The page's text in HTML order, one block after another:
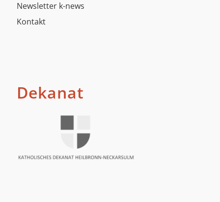
Newsletter k-news
Kontakt
Dekanat